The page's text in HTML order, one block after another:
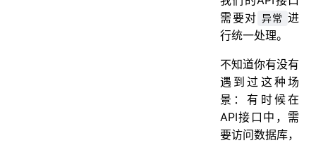
需要对 异常 进
行统一处理。
不知道你有没有
遇到过这种场
景：有时候在
API接口中，需
要访问数据库，